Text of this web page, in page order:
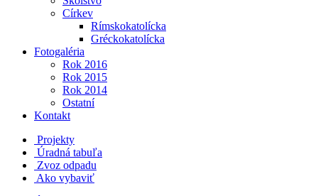
Církev
Rímskokatolícka
Gréckokatolícka
Fotogaléria
Rok 2016
Rok 2015
Rok 2014
Ostatní
Kontakt
Projekty
Úradná tabuľa
Zvoz odpadu
Ako vybaviť